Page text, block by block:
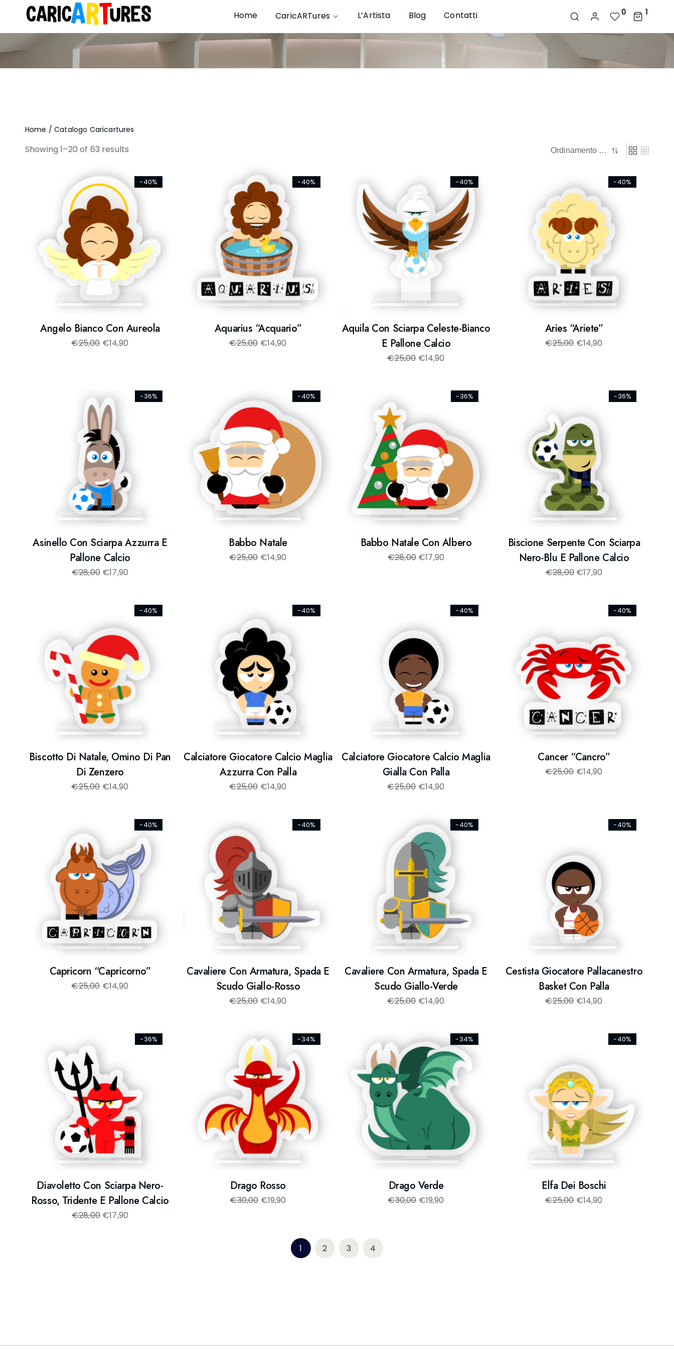
Home CaricARTures L’Artista Blog Contatti 0 1
Home / Catalogo Caricartures
Showing 1–20 of 63 results
-40%
Angelo Bianco Con Aureola
€25,00 €14,90
-40%
Aquarius “Acquario”
€25,00 €14,90
-40%
Aquila Con Sciarpa Celeste-Bianco
E Pallone Calcio
€25,00 €14,90
-40%
Aries “Ariete”
€25,00 €14,90
-36%
Asinello Con Sciarpa Azzurra E
Pallone Calcio
€28,00 €17,90
-40%
Babbo Natale
€25,00 €14,90
-36%
Babbo Natale Con Albero
€28,00 €17,90
-36%
Biscione Serpente Con Sciarpa
Nero-Blu E Pallone Calcio
€28,00 €17,90
-40%
Biscotto Di Natale, Omino Di Pan
Di Zenzero
€25,00 €14,90
-40%
Calciatore Giocatore Calcio Maglia
Azzurra Con Palla
€25,00 €14,90
-40%
Calciatore Giocatore Calcio Maglia
Gialla Con Palla
€25,00 €14,90
-40%
Cancer “Cancro”
€25,00 €14,90
-40%
Capricorn “Capricorno”
€25,00 €14,90
-40%
Cavaliere Con Armatura, Spada E
Scudo Giallo-Rosso
€25,00 €14,90
-40%
Cavaliere Con Armatura, Spada E
Scudo Giallo-Verde
€25,00 €14,90
-40%
Cestista Giocatore Pallacanestro
Basket Con Palla
€25,00 €14,90
-36%
Diavoletto Con Sciarpa Nero-
Rosso, Tridente E Pallone Calcio
€28,00 €17,90
-34%
Drago Rosso
€30,00 €19,90
-34%
Drago Verde
€30,00 €19,90
-40%
Elfa Dei Boschi
€25,00 €14,90
1 2 3 4